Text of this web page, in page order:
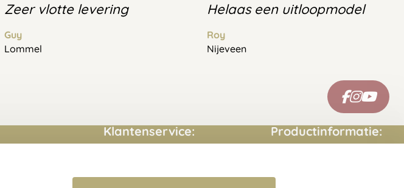
Zeer vlotte levering
Guy
Lommel
Helaas een uitloopmodel
Roy
Nijeveen
Klantenservice:
Veelgestelde vragen
Productinformatie:
Sitemap